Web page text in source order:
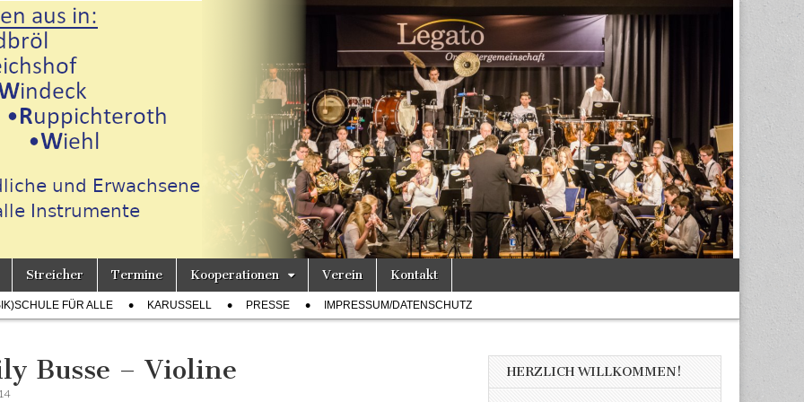
Streicher Termine Kooperationen Verein Kontakt
FÜR ALLE KARUSSELL PRESSE IMPRESSUM/DATENSCHUTZ
Busse – Violine HERZLICH WILLKOMMEN!